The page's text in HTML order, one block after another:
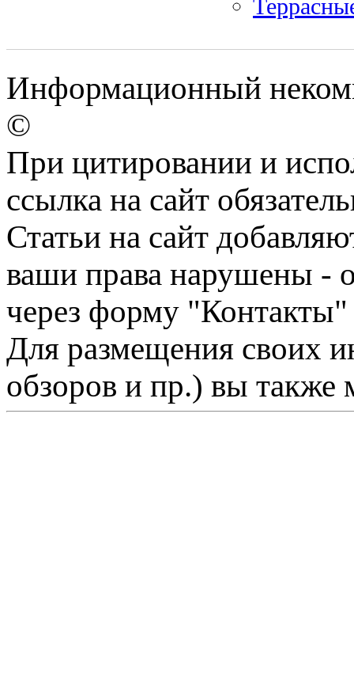
Информационный
©
При цитировании и
ссылка на сайт
Статьи на сайт
ваши права нарушены -
через форму "Контакты"
Для размещения своих
обзоров и пр.) вы также